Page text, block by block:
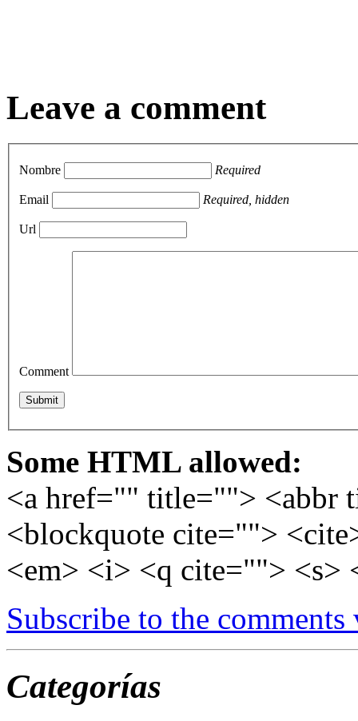
Leave a comment
Nombre Required
Email Required, hidden
Url
Comment
Some HTML allowed:
<a href="" title=""> <abbr
<blockquote cite="">
<em> <i> <q cite=""> <s>
Subscribe to the comments
Categorías